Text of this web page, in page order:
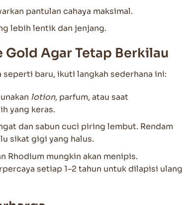
pantulan cahaya maksimal.
lebih lentik dan jenjang.
Agar Tetap Berkilau
baru, ikuti langkah sederhana ini:
lotion, parfum, atau saat
yang keras.
dan sabun cuci piring lembut. Rendam
sikat gigi yang halus.
Rhodium mungkin akan menipis.
setiap 1–2 tahun untuk dilapisi ulang